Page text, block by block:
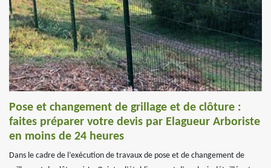
Pose et changement de grillage et de clôture :
faites préparer votre devis par Elagueur Arboriste
en moins de 24 heures
Dans le cadre de l’exécution de travaux de pose et de changement de